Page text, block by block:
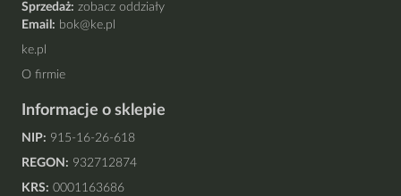
Sprzedaż: zobacz oddziały
Email: bok@ke.pl
ke.pl
O firmie
Informacje o sklepie
NIP: 915-16-26-618
REGON: 932712874
KRS: 0001163686